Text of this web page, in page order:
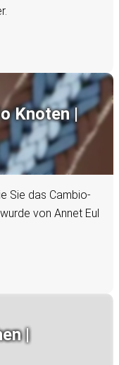
Knoten |
Sie das Cambio-
von Annet Eul
|